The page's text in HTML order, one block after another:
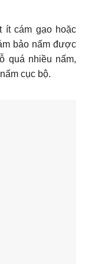
ít cám gạo hoặc
bảo nấm được
quá nhiều nấm,
cục bộ.